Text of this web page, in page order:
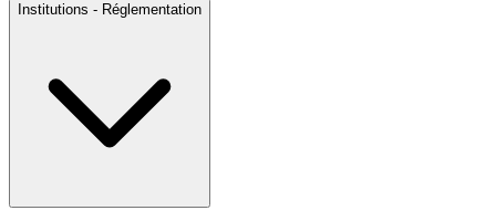
Institutions - Réglementation